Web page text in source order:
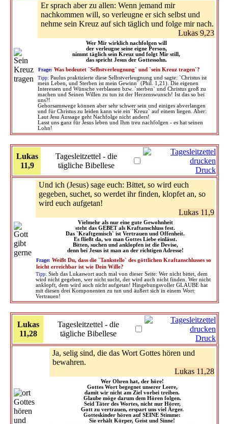
Er sprach aber zu allen: Wenn jemand mir
nachkommen will, so verleugne er sich selbst und
nehme sein Kreuz auf sich täglich und folge mir nach.
Lukas 9,23
Wer Mir wirklich nachfolgen will
der verleugne seine eigne Person,
nimmt täglich sein Kreuz und folgt Mir still,
das spricht Jesus der Gottessohn.
Frage: Was bedeutet `Selbstverleugnung` und `sein Kreuz tragen`?
Tipp: Paulus praktizierte diese Selbstverleugnung und sagte: `Christus ist
mein Leben, und Sterben ist mein Gewinn` (Phil. 1,21). Die eigenen
Interessen und Wünsche verblassen bzw. `sterben` und Christus groß zu
machen und Seinen Willen zu tun ist der Herzenswunsch! Ist das so bei
uns?!
Gehorsamswege können aber sehr schwer sein und einiges abverlangen
und für Christus zu leiden kann wie ein `Kreuz` auf einem liegen. Aber:
Laut Jesu Aussage geht Nachfolge nicht anders!
Lasst uns ganz für Jesus leben und Ihm treu nachfolgen - es hat seinen
Lohn!
Lukas
11,9
Tagesleitzettel - die
tägliche Bibellese
Druck
Und ich (Jesus) sage euch: Bittet, so wird euch
gegeben, suchet, so werdet ihr finden, klopfet an, so
wird euch aufgetan!
Lukas 11,9
Vielmehr als nur eine gute Gewohnheit
steht das GEBET als Kraftanschluss fest.
Das `Kraftgemisch` ist Vertrauen und Offenheit.
Es fließt da, wo man Gottes Liebe einlässt.
Bitten, suchen und anklopfen ist die Devise,
denn bei Jesus ist man an der richtigen Adresse!
Frage: Weißt Du, dass die `Tankstelle` des göttlichen Kraftanschlusses so
leicht erreichbar ist wie Dein Wille?
Tipp: Sieh das Lukaswort auch mal von dieser Seite: Wer nicht bittet, dem
wird nicht gegeben, wer nicht sucht, der wird auch nicht finden. Wer nicht
anklopft, dem wird auch nicht aufgetan! Hingebungsvoller GLAUBE hat
mit diesen drei Komponenten zu tun und äußert sich in einem Wort:
Vertrauen!
Lukas
11,28
Tagesleitzettel - die
tägliche Bibellese
Druck
Ja, selig sind, die das Wort Gottes hören und
bewahren.
Lukas 11,28
Wer Ohren hat, der höre!
Gottes Wort begegnet unserer Leere,
damit wir nicht am Ziel vorbei treiben.
Glaube möge darum dem Hören folgen.
Seid Täter des Wortes, nicht nur Hörer,
Gott zu vertrauen, erspart uns viel Ärger.
Gotteskinder hören auf SEINE Stimme:
Sie erhält Körper, Geist und Sinne!